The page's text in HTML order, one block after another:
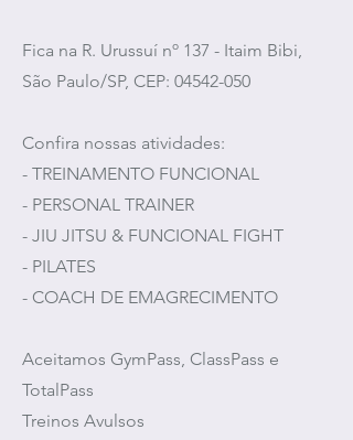
Fica na R. Urussuí nº 137 - Itaim Bibi,
São Paulo/SP, CEP: 04542-050
Confira nossas atividades:
- TREINAMENTO FUNCIONAL
- PERSONAL TRAINER
- JIU JITSU & FUNCIONAL FIGHT
- PILATES
- COACH DE EMAGRECIMENTO
Aceitamos GymPass, ClassPass e
TotalPass
Treinos Avulsos